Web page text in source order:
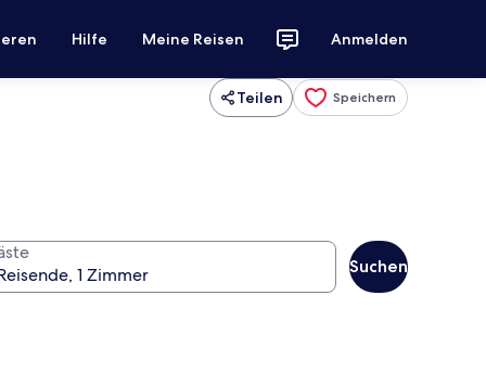
Hilfe Meine Reisen Anmelden
Teilen Speichern
Suchen